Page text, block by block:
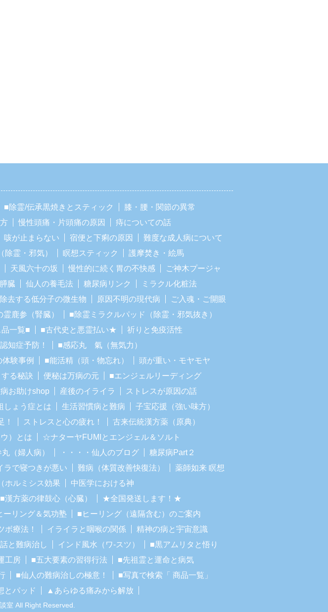
■除霊/伝承黒焼きとスティック
膝・腰・関節の異常
慢性頭痛・片頭痛の原因
痔についての話
咳が止まらない 宿便と下痢の原因
難度な成人病について
霊・邪気） 瞑想スティック
護摩焚き・絵馬
天風六十の坂 慢性的に続く胃の不快感
ご神木プージャ
臓 仙人の養毛法 糖尿病リンク
ミラクル化粧法
去する低分子の微生物 原因不明の現代病
ご入魂・ご開眼
鹿参（腎臓）
■除霊ミラクルパッド（除霊・邪気抜き）
一覧■ ■古代史と悪霊払い★
祈りと免疫活性
知症予防！
■感応丸 氣（無気力）
体験事例 ■能活精（頭・物忘れ）
頭が重い・モヤモヤ
る秘訣 便秘は万病の元
■エンジェルリーディング
お助けshop 産後のイライラ
ストレスが原因の話
しょう症とは 生活習慣病と難病
子宝応援（強い味方）
！ ストレスと心の疲れ！
古来伝統漢方薬（原典）
）とは
☆ナターヤFUMIとエンジェル＆ソルト
（婦人病） ・・・・仙人のブログ
糖尿病Part２
ラで寝つきが悪い 難病（体質改善快復法）
薬師如来 瞑想
ホルミシス効果
中医学における神
■漢方薬の律鼓心（心臓）
★全国発送します！★
ーリング＆気功塾
■ヒーリング（遠隔含む）のご案内
ボ療法！ イライラと咽喉の関係
精神の病と宇宙意識
と難病治し インド風水（ワ-スツ）
■黒アムリタと悟り
工房 ■五大要素の習得行法
■先祖霊と運命と病気
■仙人の難病治しの極意！
■写真で検索「 商品一覧」
とパッド ▲あらゆる痛みから解放
室 All Right Reserved.